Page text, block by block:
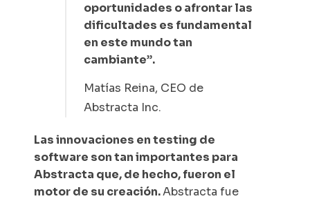
oportunidades o afrontar las
dificultades es fundamental
en este mundo tan
cambiante”.
Matías Reina, CEO de
Abstracta Inc.
Las innovaciones en testing de
software son tan importantes para
Abstracta que, de hecho, fueron el
motor de su creación.Abstracta fue